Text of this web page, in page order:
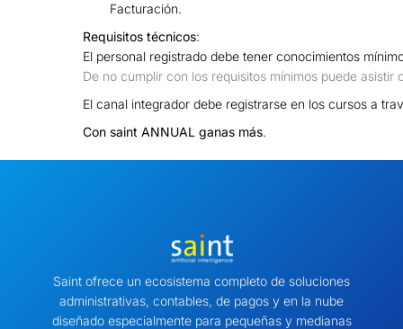
Facturación.
Requisitos técnicos:
El personal registrado debe tener conocimientos
De no cumplir con los requisitos mínimos puede asistir
El canal integrador debe registrarse en los cursos a
Con saint ANNUAL ganas más.
Saint ofrece un ecosistema completo de soluciones
administrativas, contables, de pagos y en la nube
diseñado especialmente para pequeñas y medianas